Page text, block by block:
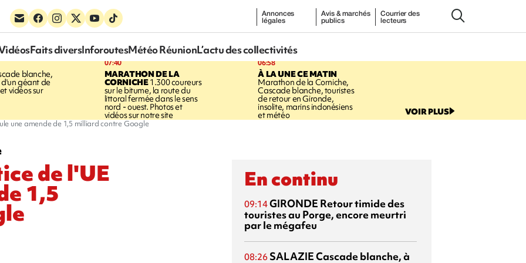
Annonces
légales
Avis & marchés
publics
Courrier des
lecteurs
Faits diversInforoutesMétéo RéunionL’actu des collectivités
blanche,
géant de
vidéos sur
07:40
MARATHON DE LA
CORNICHE1.300 coureurs
sur le bitume, la route du
littoral fermée dans le sens
nord - ouest. Photos et
vidéos sur notre site
06:58
À LA UNE CE MATIN
Marathon de la Corniche,
Cascade blanche, touristes
de retour en Gironde,
insolite, marins indonésiens
et météo VOIR PLUS
une amende de 1,5 milliard contre Google
de l'UE
1,5
En continu
09:14GIRONDE Retour timide des
touristes au Porge, encore meurtri
par le mégafeu
08:26 SALAZIECascade blanche, à